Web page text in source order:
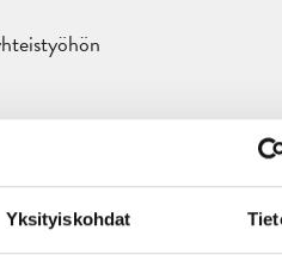
Yksityiskohdat
on julkaistu!
JYP-hyökkäystä!